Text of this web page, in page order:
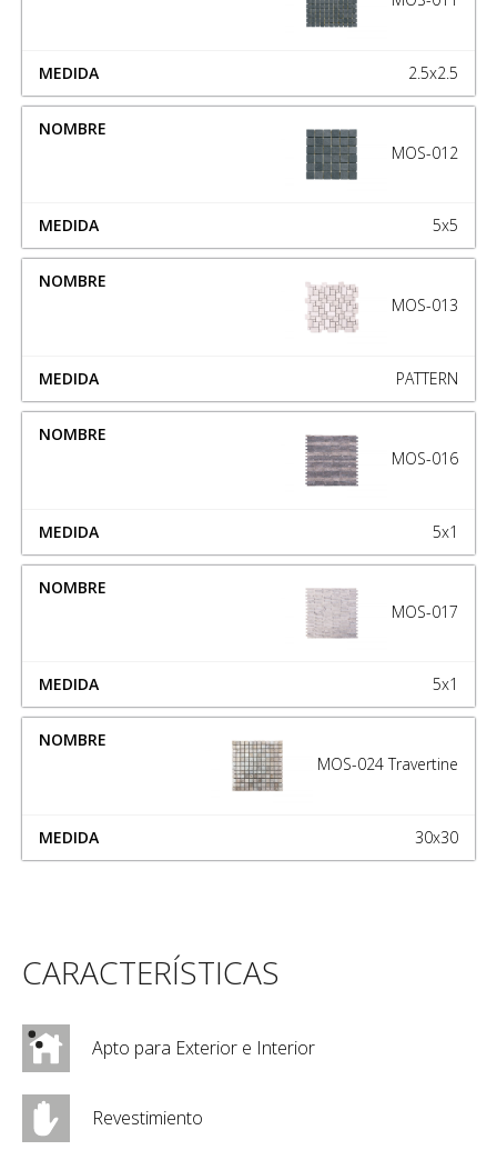
2.5x2.5
MOS-012
5x5
MOS-013
PATTERN
MOS-016
5x1
MOS-017
5x1
MOS-024 Travertine
30x30
CARACTERÍSTICAS
Apto para Exterior e Interior
Revestimiento